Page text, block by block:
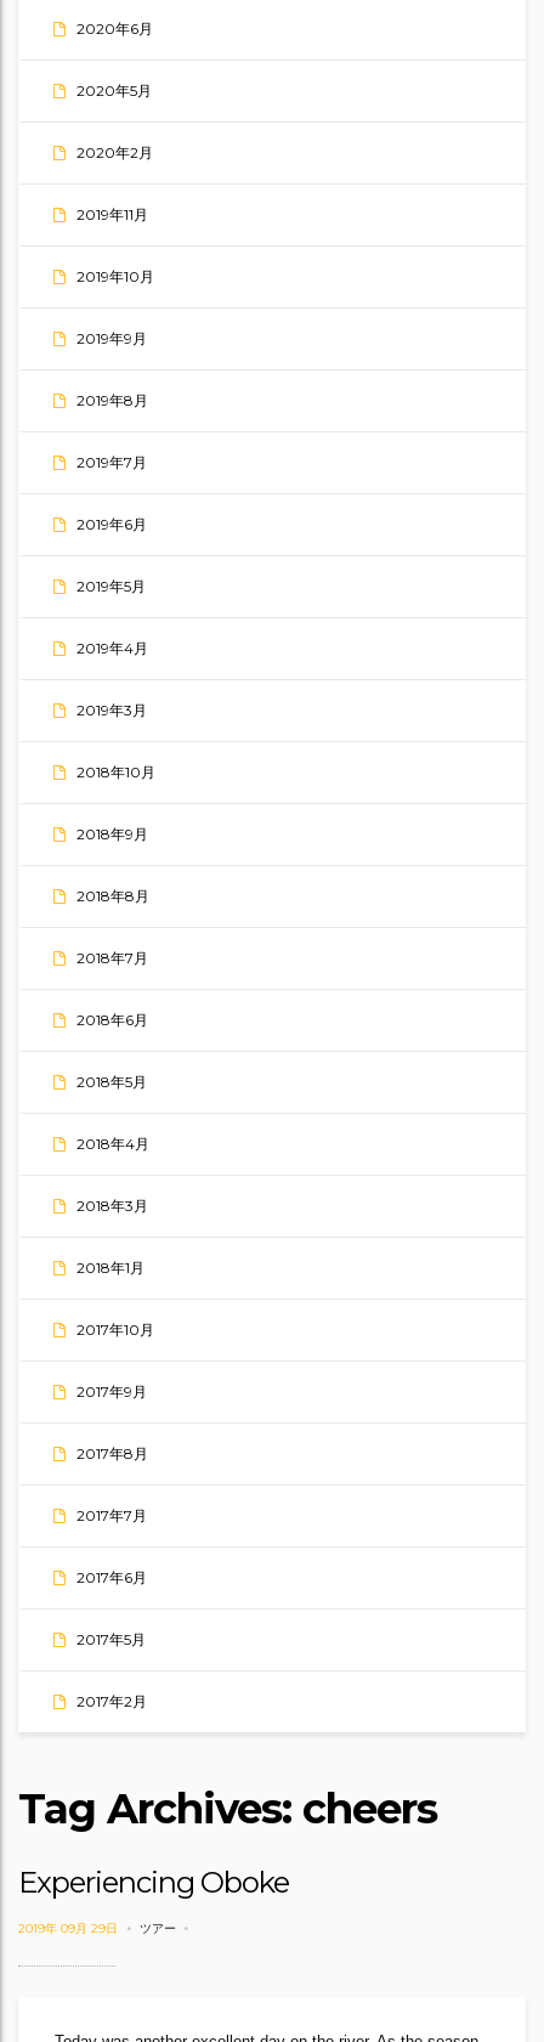
2020年6月
2020年5月
2020年2月
2019年11月
2019年10月
2019年9月
2019年8月
2019年7月
2019年6月
2019年5月
2019年4月
2019年3月
2018年10月
2018年9月
2018年8月
2018年7月
2018年6月
2018年5月
2018年4月
2018年3月
2018年1月
2017年10月
2017年9月
2017年8月
2017年7月
2017年6月
2017年5月
2017年2月
Tag Archives: cheers
Experiencing Oboke
2019年 09月 29日 ツアー